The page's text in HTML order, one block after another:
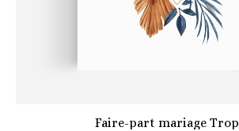
Faire-part mariage